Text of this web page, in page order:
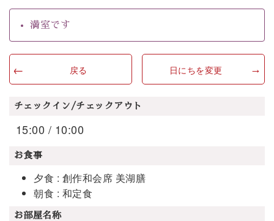
満室です
戻る 日にちを変更
チェックイン/チェックアウト
15:00 / 10:00
お食事
夕食 : 創作和会席 美湖膳
朝食 : 和定食
お部屋名称